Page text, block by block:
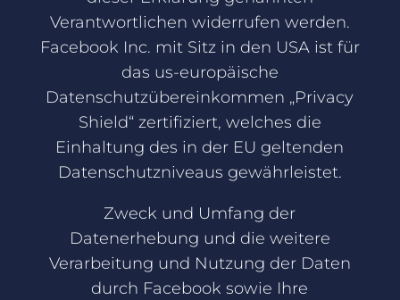
Verantwortlichen widerrufen werden.
Facebook Inc. mit Sitz in den USA ist für
das us-europäische
Datenschutzübereinkommen „Privacy
Shield“ zertifiziert, welches die
Einhaltung des in der EU geltenden
Datenschutzniveaus gewährleistet.
Zweck und Umfang der
Datenerhebung und die weitere
Verarbeitung und Nutzung der Daten
durch Facebook sowie Ihre